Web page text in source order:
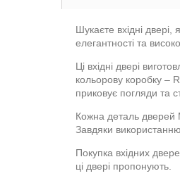
Шукаєте вхідні
елегантності та
Ці вхідні двері
кольорову коробку –
приковує погляди та
Кожна деталь дверей
Завдяки використанню
Покупка вхідних
ці двері пропонують.